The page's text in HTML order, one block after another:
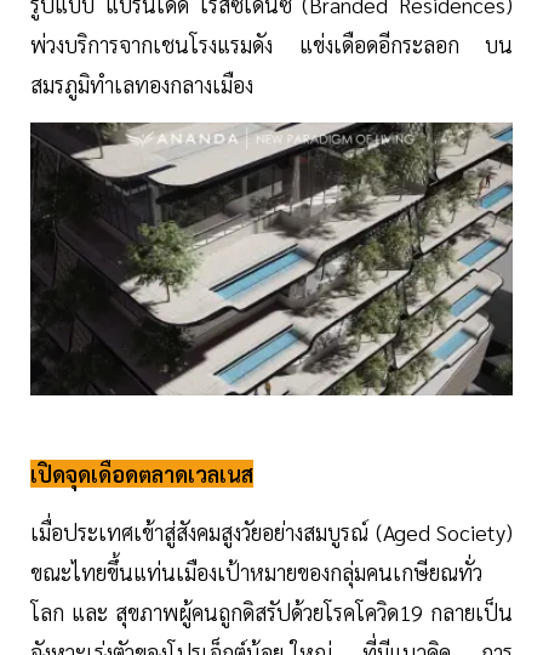
พ่วงบริการจากเชนโรงแรมดัง แข่งเดือดอีกระลอก บน
สมรภูมิทำเลทองกลางเมือง
เปิดจุดเดือดตลาดเวลเนส
เมื่อประเทศเข้าสู่สังคมสูงวัยอย่างสมบูรณ์ (Aged Society)
ขณะไทยขึ้นแท่นเมืองเป้าหมายของกลุ่มคนเกษียณทั่ว
โลก และ สุขภาพผู้คนถูกดิสรัปด้วยโรคโควิด19 กลายเป็น